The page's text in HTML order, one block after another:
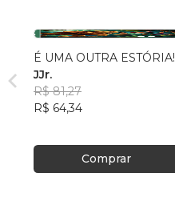
É UMA OUTRA ESTÓRIA!
JJr.
R$ 81,27
R$ 64,34
Comprar